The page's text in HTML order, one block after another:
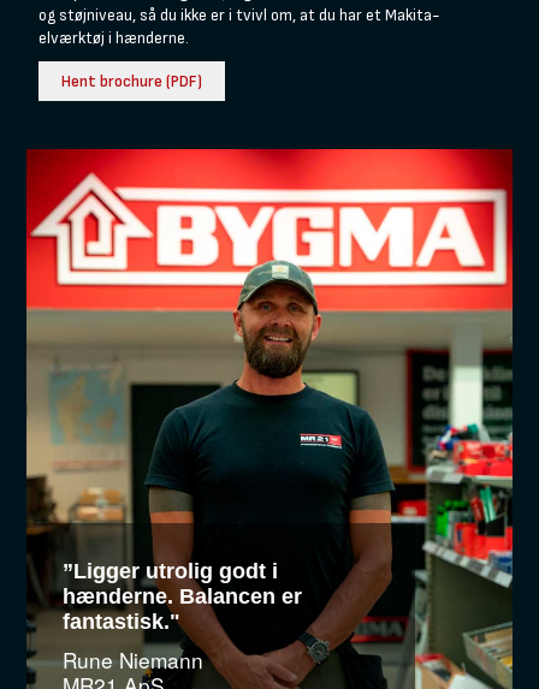
og støjniveau, så du ikke er i tvivl om, at du har et Makita-
elværktøj i hænderne.
Hent brochure (PDF)
”Ligger utrolig godt i
hænderne. Balancen er
fantastisk."
Rune Niemann